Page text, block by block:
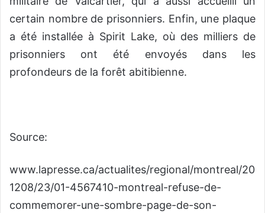
certain nombre de prisonniers. Enfin, une plaque
a été installée à Spirit Lake, où des milliers de
prisonniers ont été envoyés dans les
profondeurs de la forêt abitibienne.
Source:
www.lapresse.ca/actualites/regional/montreal/20
1208/23/01-4567410-montreal-refuse-de-
commemorer-une-sombre-page-de-son-